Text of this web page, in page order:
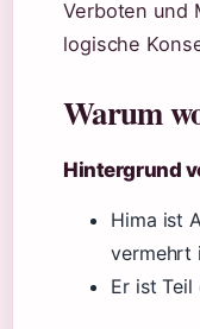
Verboten und
logische
Warum
Hintergrund
Hima ist
vermehrt
Er ist